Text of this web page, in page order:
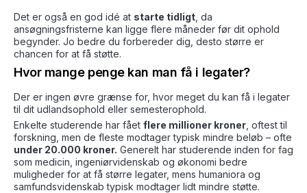
Det er også en god idé at starte tidligt , da
ansøgningsfristerne kan ligge flere måneder før dit ophold
begynder. Jo bedre du forbereder dig, desto større er
chancen for at få støtte.
Hvor mange penge kan man få i legater?
Der er ingen øvre grænse for, hvor meget du kan få i legater
til dit udlandsophold eller semesterophold.
Enkelte studerende har fået flere millioner kroner , oftest til
forskning, men de fleste modtager typisk mindre beløb – ofte
under 20.000 kroner. Generelt har studerende inden for fag
som medicin, ingeniørvidenskab og økonomi bedre
muligheder for at få større legater, mens humaniora og
samfundsvidenskab typisk modtager lidt mindre støtte.